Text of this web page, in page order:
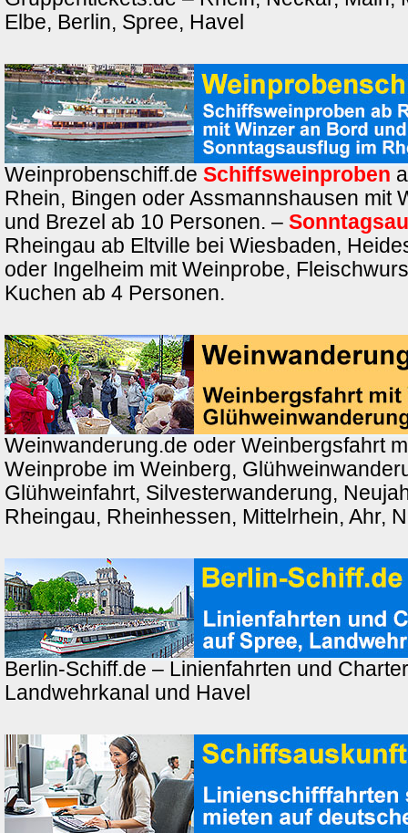
Elbe, Berlin, Spree, Havel
Weinprobenschiff.de Schiffsweinproben
Rhein, Bingen oder Assmannshausen mit
und Brezel ab 10 Personen. –
Rheingau ab Eltville bei Wiesbaden,
oder Ingelheim mit Weinprobe,
Kuchen ab 4 Personen.
Weinwanderung.de oder Weinbergsfahrt
Weinprobe im Weinberg,
Glühweinfahrt, Silvesterwanderung,
Rheingau, Rheinhessen, Mittelrhein, Ahr,
Berlin-Schiff.de – Linienfahrten und
Landwehrkanal und Havel